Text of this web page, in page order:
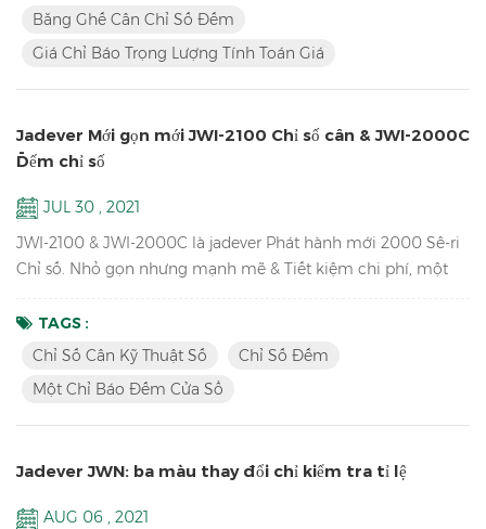
Băng Ghế Cân Chỉ Số Đếm
Giá Chỉ Báo Trọng Lượng Tính Toán Giá
Jadever Mới gọn mới JWI-2100 Chỉ số cân & JWI-2000C
Đếm chỉ số
JUL 30 , 2021
JWI-2100 & JWI-2000C là jadever Phát hành mới 2000 Sê-ri
Chỉ số. Nhỏ gọn nhưng mạnh mẽ & Tiết kiệm chi phí, một
ngoài phong phú, ý tưởng cho bạn sử dụng trong sản xuất,
đóng gói, kho, kho, hàng tồn kho, vận chuyển và nhận khu
Chỉ báo cân kỹ thuật số với trụ đồng chất lượng cao, vỏ nhựa
...
TAGS :
Chỉ Số Cân Kỹ Thuật Số
Chỉ Số Đếm
Một Chỉ Báo Đếm Cửa Sổ
Jadever JWN: ba màu thay đổi chỉ kiểm tra tỉ lệ
AUG 06 , 2021